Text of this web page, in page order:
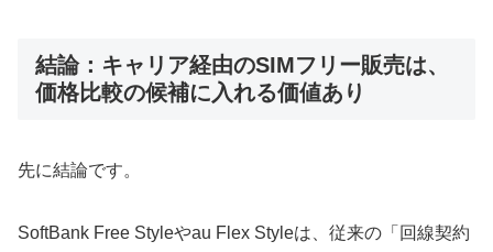
結論：キャリア経由のSIMフリー販売は、
価格比較の候補に入れる価値あり
先に結論です。
SoftBank Free Styleやau Flex Styleは、従来の「回線契約